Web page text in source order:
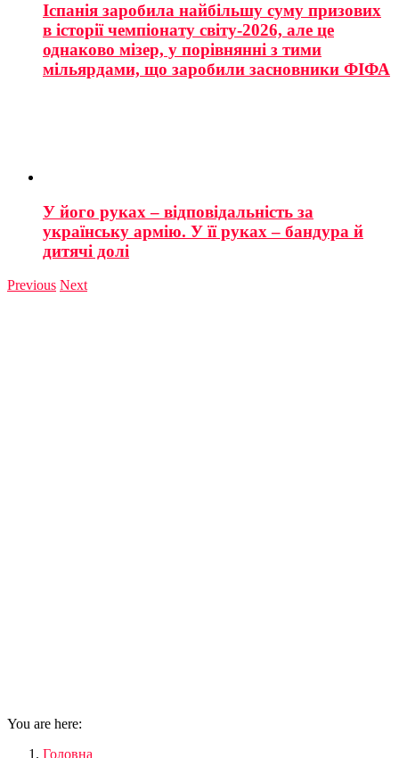
Іспанія заробила найбільшу суму призових
в історії чемпіонату світу-2026, але це
однаково мізер, у порівнянні з тими
мільярдами, що заробили засновники ФІФА
У його руках – відповідальність за
українську армію. У її руках – бандура й
дитячі долі
Previous Next
You are here:
Головна